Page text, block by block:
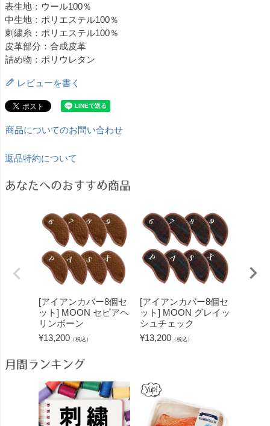
表生地：ウール100％
中生地：ポリエステル100％
刺繍糸：ポリエステル100％
皮革部分：合成皮革
詰め物：ポリウレタン
レビューを書く
商品についてのお問い合わせ
返品特約について
あなたへのおすすめ商品
[アイアンカバー8個セ
ット] MOON セピアヘ
リンボーン
¥13,200 （税込）
[アイアンカバー8個セ
ット] MOON グレイッ
シュチェック
¥13,200 （税込）
月間ランキング